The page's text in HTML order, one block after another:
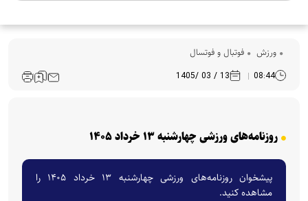
ورزش فوتبال و فوتسال
08:44
13 / 03 /1405
روزنامه‌های ورزشی چهارشنبه ۱۳ خرداد ۱۴۰۵
پیشخوان روزنامه‌های ورزشی چهارشنبه ۱۳ خرداد ۱۴۰۵ را
مشاهده کنید.